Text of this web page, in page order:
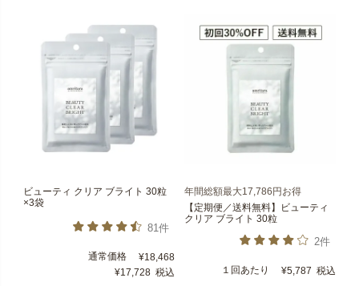
ビューティ クリア ブライト 30粒
×3袋
81件
通常価格 ¥18,468
¥17,728 税込
年間総額最大17,786円お得
【定期便／送料無料】ビューティ
クリア ブライト 30粒
2件
１回あたり ¥5,787 税込